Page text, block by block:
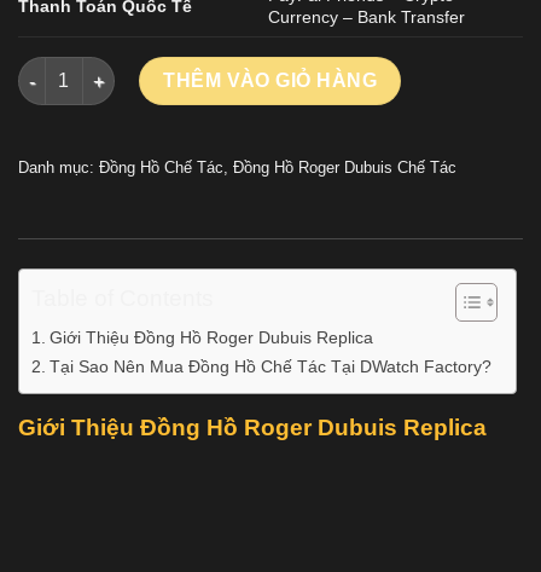
Thanh Toán Quốc Tế
Currency – Bank Transfer
Đồng Hồ Roger Dubuis Excalibur Eon Gold RDDBEX0836
THÊM VÀO GIỎ HÀNG
Danh mục: Đồng Hồ Chế Tác, Đồng Hồ Roger Dubuis Chế Tác
Giới Thiệu Đồng Hồ Roger Dubuis Replica
Tại Sao Nên Mua Đồng Hồ Chế Tác Tại DWatch Factory?
Giới Thiệu Đồng Hồ Roger Dubuis Replica